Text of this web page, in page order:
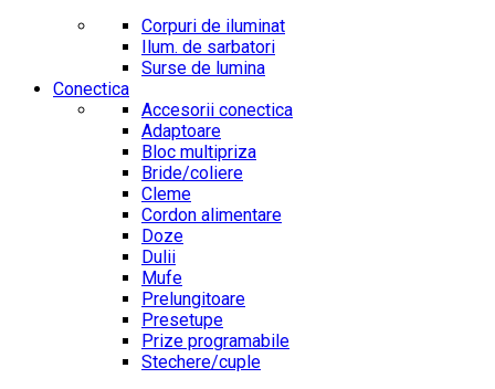
Corpuri de iluminat
Ilum. de sarbatori
Surse de lumina
Conectica
Accesorii conectica
Adaptoare
Bloc multipriza
Bride/coliere
Cleme
Cordon alimentare
Doze
Dulii
Mufe
Prelungitoare
Presetupe
Prize programabile
Stechere/cuple